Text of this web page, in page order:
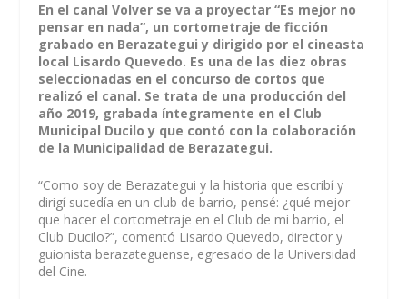
En el canal Volver se va a proyectar “Es mejor no
pensar en nada”, un cortometraje de ficción
grabado en Berazategui y dirigido por el cineasta
local Lisardo Quevedo. Es una de las diez obras
seleccionadas en el concurso de cortos que
realizó el canal. Se trata de una producción del
año 2019, grabada íntegramente en el Club
Municipal Ducilo y que contó con la colaboración
de la Municipalidad de Berazategui.
“Como soy de Berazategui y la historia que escribí y
dirigí sucedía en un club de barrio, pensé: ¿qué mejor
que hacer el cortometraje en el Club de mi barrio, el
Club Ducilo?”, comentó Lisardo Quevedo, director y
guionista berazateguense, egresado de la Universidad
del Cine.